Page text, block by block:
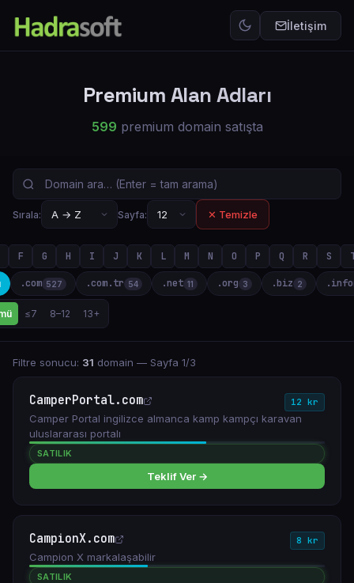
İletişim
Premium Alan Adları
599 premium domain satışta
Sırala: Sayfa: ✕ Temizle
F G H I J K L M N O P Q R S
.com 527 .com.tr 54 .net 11 .org 3 .biz 2 .info
≤7 8–12 13+
Filtre sonucu: 31 domain — Sayfa 1/3
CamperPortal.com 12 kr
Camper Portal ingilizce almanca kamp kampçı karavan
uluslararası portalı
SATILIK
Teklif Ver →
CampionX.com 8 kr
Campion X markalaşabilir
SATILIK